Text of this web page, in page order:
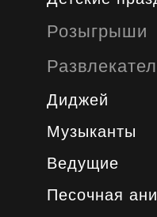
Розыгрыши
Диджей
Музыканты
Ведущие
Песочная